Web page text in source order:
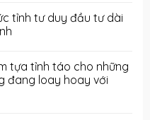
tỉnh tư duy đầu tư dài
tựa tỉnh táo cho những
đang loay hoay với